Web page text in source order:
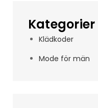
Kategorier
Klädkoder
Mode för män